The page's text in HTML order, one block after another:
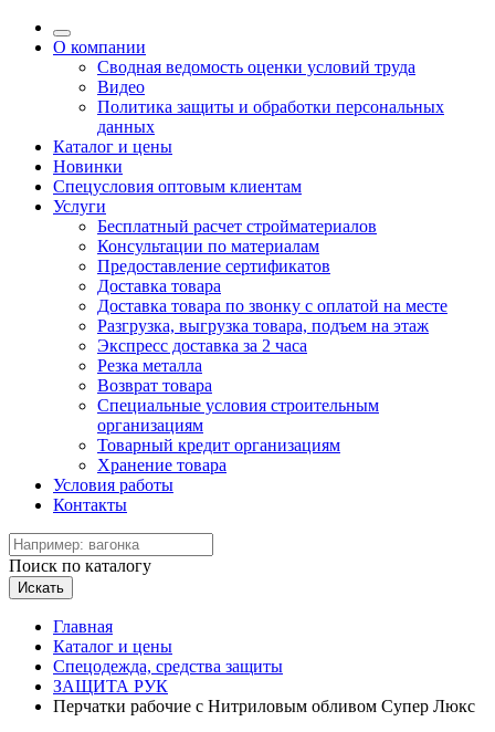
О компании
Сводная ведомость оценки условий труда
Видео
Политика защиты и обработки персональных
данных
Каталог и цены
Новинки
Спецусловия оптовым клиентам
Услуги
Бесплатный расчет стройматериалов
Консультации по материалам
Предоставление сертификатов
Доставка товара
Доставка товара по звонку с оплатой на месте
Разгрузка, выгрузка товара, подъем на этаж
Экспресс доставка за 2 часа
Резка металла
Возврат товара
Специальные условия строительным
организациям
Товарный кредит организациям
Хранение товара
Условия работы
Контакты
Поиск по каталогу
Искать
Главная
Каталог и цены
Спецодежда, средства защиты
ЗАЩИТА РУК
Перчатки рабочие с Нитриловым обливом Супер Люкс